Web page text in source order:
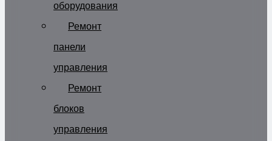
оборудования
Ремонт
панели
управления
Ремонт
блоков
управления